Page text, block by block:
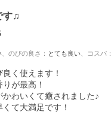
す♫
のびの良さ ： とても良い コスパ ：
く使えます！
が最高！
わいくて癒されました♪
て大満足です！